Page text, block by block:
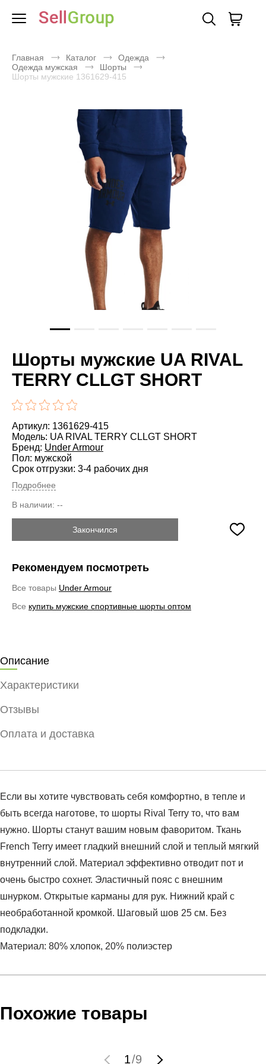
Главная Каталог
Одежда
Одежда мужская
Шорты
Шорты мужские 1361629-415
Шорты мужские UA RIVAL
TERRY CLLGT SHORT
Артикул: 1361629-415
Модель: UA RIVAL TERRY CLLGT SHORT
Бренд: Under Armour
Пол: мужской
Срок отгрузки: 3-4 рабочих дня
Подробнее
В наличии: --
Закончился
Рекомендуем посмотреть
Все товары Under Armour
Все купить мужские спортивные шорты оптом
Описание
Характеристики
Отзывы
Оплата и доставка
Если вы хотите чувствовать себя комфортно, в тепле и
быть всегда наготове, то шорты Rival Terry то, что вам
нужно. Шорты станут вашим новым фаворитом. Ткань
French Terry имеет гладкий внешний слой и теплый мягкий
внутренний слой. Материал эффективно отводит пот и
очень быстро сохнет. Эластичный пояс с внешним
шнурком. Открытые карманы для рук. Нижний край с
необработанной кромкой. Шаговый шов 25 см. Без
подкладки.
Материал: 80% хлопок, 20% полиэстер
Артикул:1361629-415
CLLGT SHORT
UA RIVAL TERRY CLLGT SHORT
Условия оплаты
высылает Вам менеджер.
мы не увидим Вашу оплату.
Похожие товары
1/9